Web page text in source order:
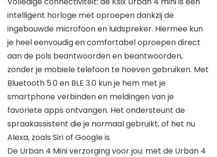
intelligent horloge met oproepen dankzij de
ingebouwde microfoon en luidspreker. Hiermee kun
je heel eenvoudig en comfortabel oproepen direct
aan de pols beantwoorden en beantwoorden,
zonder je mobiele telefoon te hoeven gebruiken. Met
Bluetooth 5.0 en BLE 3.0 kun je hem met je
smartphone verbinden en meldingen van je
favoriete apps ontvangen. Het ondersteunt de
spraakassistent die je normaal gebruikt, of het nu
Alexa, zoals Siri of Google is
De Urban 4 Mini verzorging voor jou: met de Urban 4